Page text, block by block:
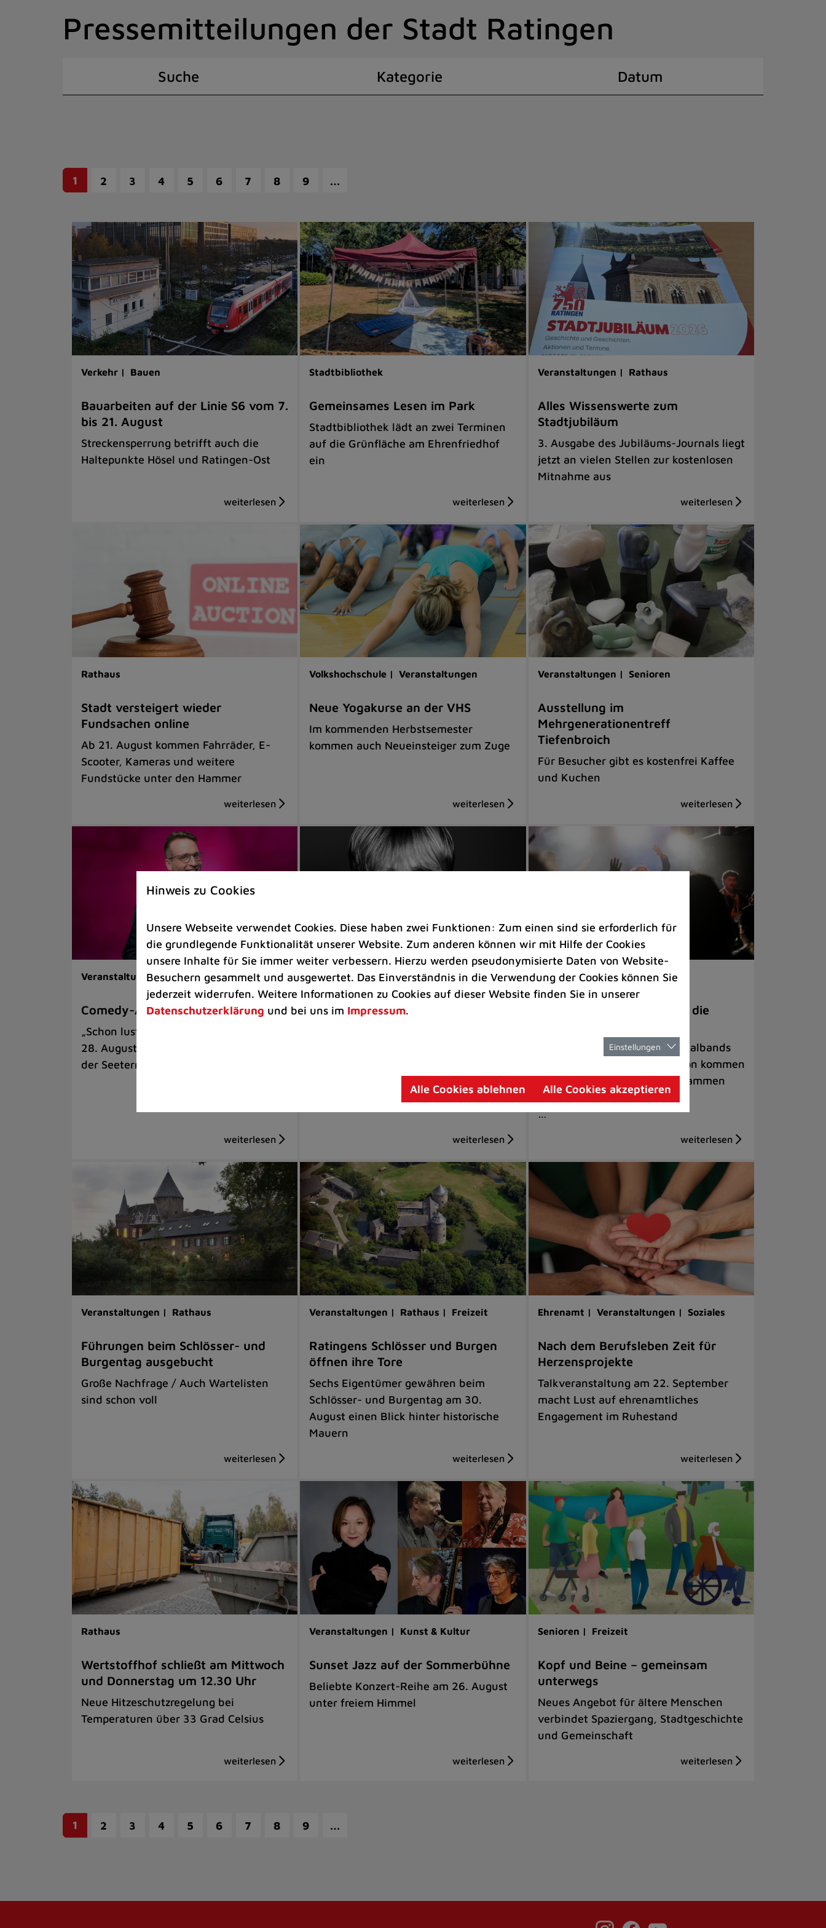
Pressemitteilungen der Stadt Ratingen
Suche Kategorie Datum
1 2 3 4 5 6 7 8 9 …
Verkehr | Bauen
Bauarbeiten auf der Linie S6 vom 7.
bis 21. August
Streckensperrung betrifft auch die
Haltepunkte Hösel und Ratingen-Ost
Stadtbibliothek
Gemeinsames Lesen im Park
Stadtbibliothek lädt an zwei Terminen
auf die Grünfläche am Ehrenfriedhof
ein
Veranstaltungen | Rathaus
Alles Wissenswerte zum
Stadtjubiläum
3. Ausgabe des Jubiläums-Journals liegt
jetzt an vielen Stellen zur kostenlosen
Mitnahme aus
Rathaus
Stadt versteigert wieder
Fundsachen online
Ab 21. August kommen Fahrräder, E-
Scooter, Kameras und weitere
Fundstücke unter den Hammer
Volkshochschule | Veranstaltungen
Neue Yogakurse an der VHS
Im kommenden Herbstsemester
kommen auch Neueinsteiger zum Zuge
Veranstaltungen | Senioren
Ausstellung im
Mehrgenerationentreff
Tiefenbroich
Für Besucher gibt es kostenfrei Kaffee
und Kuchen
Veranstaltungen | Kunst & Kultur
Comedy-Abend mit Benni Stark
„Schon lustig, wenn’s witzig ist!“ am
28. August auf der Sommerbühne an
der Seeterrasse
Veranstaltungen
Kultkicker Ansgar Brinkmann
Veranstaltungen
„Manege Madness“ bringt die
Internationale Rock- und Metalbands
und starke Acts aus der Region kommen
am 17. Oktober in Lintorf zusammen
…
Veranstaltungen | Rathaus
Führungen beim Schlösser- und
Burgentag ausgebucht
Große Nachfrage / Auch Wartelisten
sind schon voll
Veranstaltungen | Rathaus | Freizeit
Ratingens Schlösser und Burgen
öffnen ihre Tore
Sechs Eigentümer gewähren beim
Schlösser- und Burgentag am 30.
August einen Blick hinter historische
Mauern
Ehrenamt | Veranstaltungen | Soziales
Nach dem Berufsleben Zeit für
Herzensprojekte
Talkveranstaltung am 22. September
macht Lust auf ehrenamtliches
Engagement im Ruhestand
Rathaus
Wertstoffhof schließt am Mittwoch
und Donnerstag um 12.30 Uhr
Neue Hitzeschutzregelung bei
Temperaturen über 33 Grad Celsius
Veranstaltungen | Kunst & Kultur
Sunset Jazz auf der Sommerbühne
Beliebte Konzert-Reihe am 26. August
unter freiem Himmel
Senioren | Freizeit
Kopf und Beine – gemeinsam
unterwegs
Neues Angebot für ältere Menschen
verbindet Spaziergang, Stadtgeschichte
und Gemeinschaft
1 2 3 4 5 6 7 8 9 …
Hinweis zu Cookies
Unsere Webseite verwendet Cookies. Diese haben zwei Funktionen: Zum einen sind sie erforderlich für
die grundlegende Funktionalität unserer Website. Zum anderen können wir mit Hilfe der Cookies
unsere Inhalte für Sie immer weiter verbessern. Hierzu werden pseudonymisierte Daten von Website-
Besuchern gesammelt und ausgewertet. Das Einverständnis in die Verwendung der Cookies können Sie
jederzeit widerrufen. Weitere Informationen zu Cookies auf dieser Website finden Sie in unserer
Datenschutzerklärung und bei uns im Impressum.
Einstellungen
Alle Cookies ablehnen Alle Cookies akzeptieren